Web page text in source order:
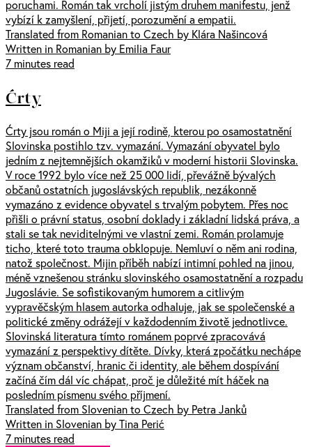
poruchami. Román tak vrcholí jistým druhem manifestu, jenž
vybízí k zamyšlení, přijetí, porozumění a empatii.
Translated from Romanian to Czech by Klára Našincová
Written in Romanian by Emilia Faur
7 minutes read
Ćrty
Ćrty jsou román o Miji a její rodině, kterou po osamostatnění
Slovinska postihlo tzv. vymazání. Vymazání obyvatel bylo
jedním z nejtemnějších okamžiků v moderní historii Slovinska.
V roce 1992 bylo více než 25 000 lidí, převážně bývalých
občanů ostatních jugoslávských republik, nezákonně
vymazáno z evidence obyvatel s trvalým pobytem. Přes noc
přišli o právní status, osobní doklady i základní lidská práva, a
stali se tak neviditelnými ve vlastní zemi. Román prolamuje
ticho, které toto trauma obklopuje. Nemluví o něm ani rodina,
natož společnost. Mijin příběh nabízí intimní pohled na jinou,
méně vznešenou stránku slovinského osamostatnění a rozpadu
Jugoslávie. Se sofistikovaným humorem a citlivým
vypravěčským hlasem autorka odhaluje, jak se společenské a
politické změny odrážejí v každodenním životě jednotlivce.
Slovinská literatura tímto románem poprvé zpracovává
vymazání z perspektivy dítěte. Dívky, která zpočátku nechápe
význam občanství, hranic či identity, ale během dospívání
začíná čím dál víc chápat, proč je důležité mít háček na
posledním písmenu svého příjmení.
Translated from Slovenian to Czech by Petra Janků
Written in Slovenian by Tina Perić
7 minutes read